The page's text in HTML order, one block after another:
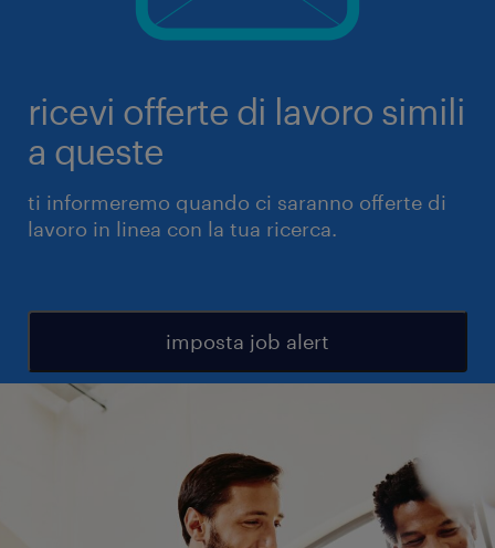
ricevi offerte di lavoro simili
a queste
ti informeremo quando ci saranno offerte di
lavoro in linea con la tua ricerca.
imposta job alert